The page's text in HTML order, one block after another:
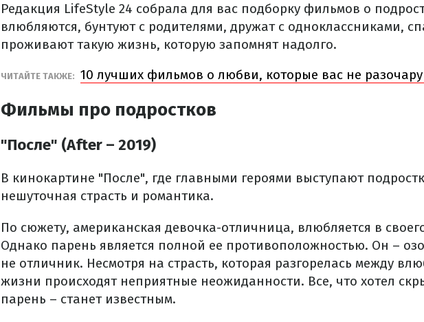
Редакция LifeStyle 24 собрала для вас подборку фильмов о
влюбляются, бунтуют с родителями, дружат с одноклассниками,
проживают такую жизнь, которую запомнят надолго.
ЧИТАЙТЕ ТАКЖЕ: 10 лучших фильмов о любви, которые вас не
Фильмы про подростков
"После" (After – 2019)
В кинокартине "После", где главными героями выступают
нешуточная страсть и романтика.
По сюжету, американская девочка-отличница, влюбляется в
Однако парень является полной ее противоположностью. Он –
не отличник. Несмотря на страсть, которая разгорелась между
жизни происходят неприятные неожиданности. Все, что хотел
парень – станет известным.